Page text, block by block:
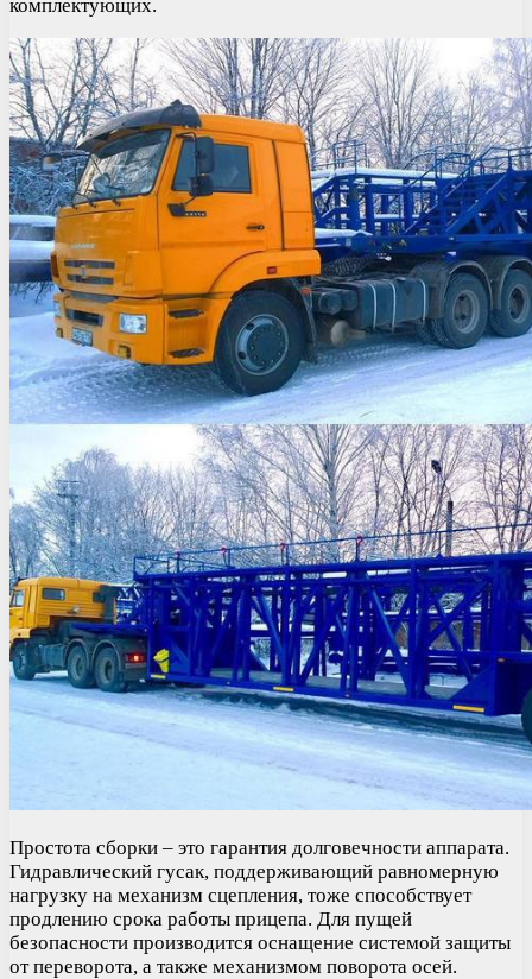
комплектующих.
Простота сборки – это гарантия долговечности аппарата.
Гидравлический гусак, поддерживающий равномерную
нагрузку на механизм сцепления, тоже способствует
продлению срока работы прицепа. Для пущей
безопасности производится оснащение системой защиты
от переворота, а также механизмом поворота осей.